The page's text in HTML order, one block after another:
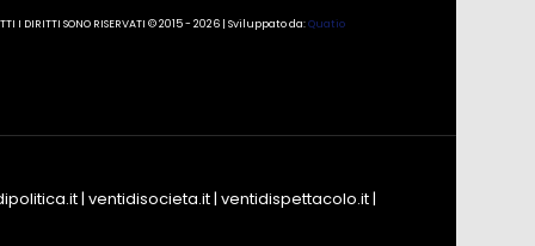
I DIRITTI SONO RISERVATI © 2015 - 2026 | Sviluppato da:Quatio
| ventidisocieta.it| ventidispettacolo.it|